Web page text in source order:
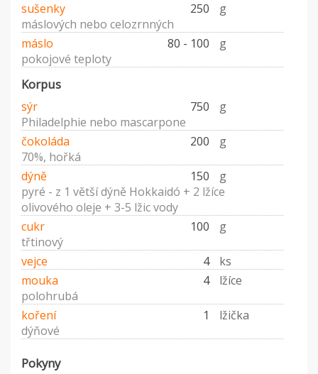
sušenky 250
g
máslových nebo celozrnných
máslo
80 - 100
g
pokojové teploty
Korpus
sýr 750
g
Philadelphie nebo mascarpone
čokoláda
200
g
70%, hořká
dýně
150
g
pyré - z 1 větší dýně Hokkaidó + 2 lžíce
olivového oleje + 3-5 lžic vody
cukr
100
g
třtinový
vejce
4
ks
mouka
4
lžíce
polohrubá
koření
1
lžička
dýňové
Pokyny